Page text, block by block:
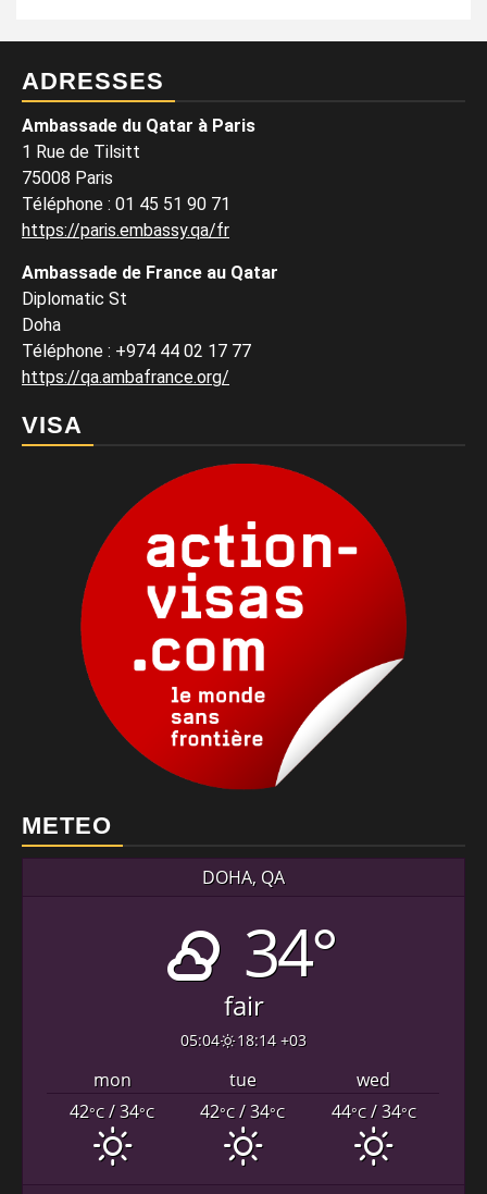
ADRESSES
Ambassade du Qatar à Paris
1 Rue de Tilsitt
75008 Paris
Téléphone : 01 45 51 90 71
https://paris.embassy.qa/fr
Ambassade de France au Qatar
Diplomatic St
Doha
Téléphone : +974 44 02 17 77
https://qa.ambafrance.org/
VISA
METEO
DOHA, QA
34°
fair
05:04 18:14 +03
mon tue
wed
42°C/ 34°C 42°C/ 34°C 44°C/ 34°C